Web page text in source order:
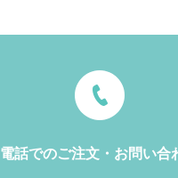
電話でのご注文・お問い合